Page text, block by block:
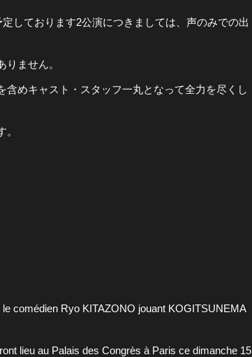
ズ
ラフィー
しております2公演につきましては、声のみでの出
ません。
めキャスト・スタッフ一丸となって全力を尽くし
le comédien Ryo KITAZONO jouant KOGITSUNEMA
lieu au Palais des Congrès à Paris ce dimanche 15